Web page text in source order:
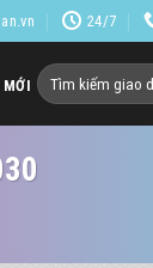
24/7
Tìm